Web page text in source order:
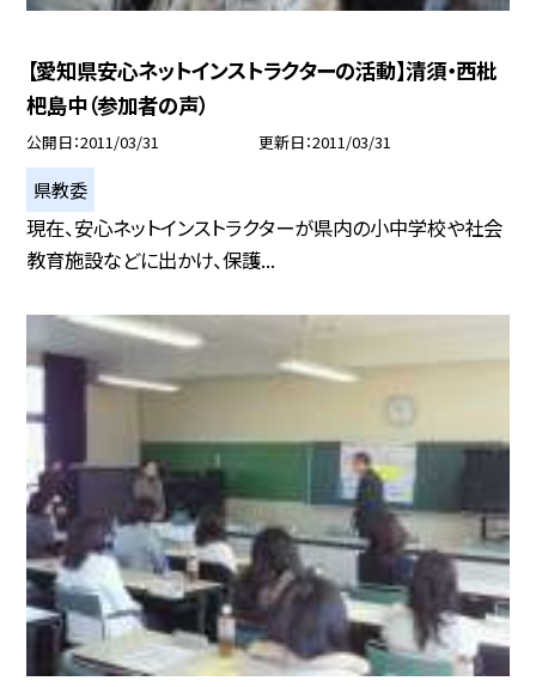
【愛知県安心ネットインストラクターの活動】清須・西枇
杷島中（参加者の声）
公開日 2011/03/31 更新日 2011/03/31
県教委
現在、安心ネットインストラクターが県内の小中学校や社会
教育施設などに出かけ、保護...